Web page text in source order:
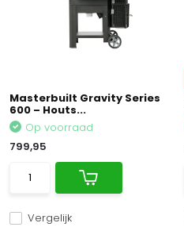
Masterbuilt Gravity Series
600 – Houts...
Vergelijk
Op voorraad
799,95